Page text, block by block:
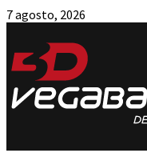
7 agosto, 2026